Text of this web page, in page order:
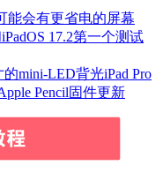
能会有更省电的屏幕
17.2第一个测试
mini-LED背光iPad Pro
Pencil固件更新